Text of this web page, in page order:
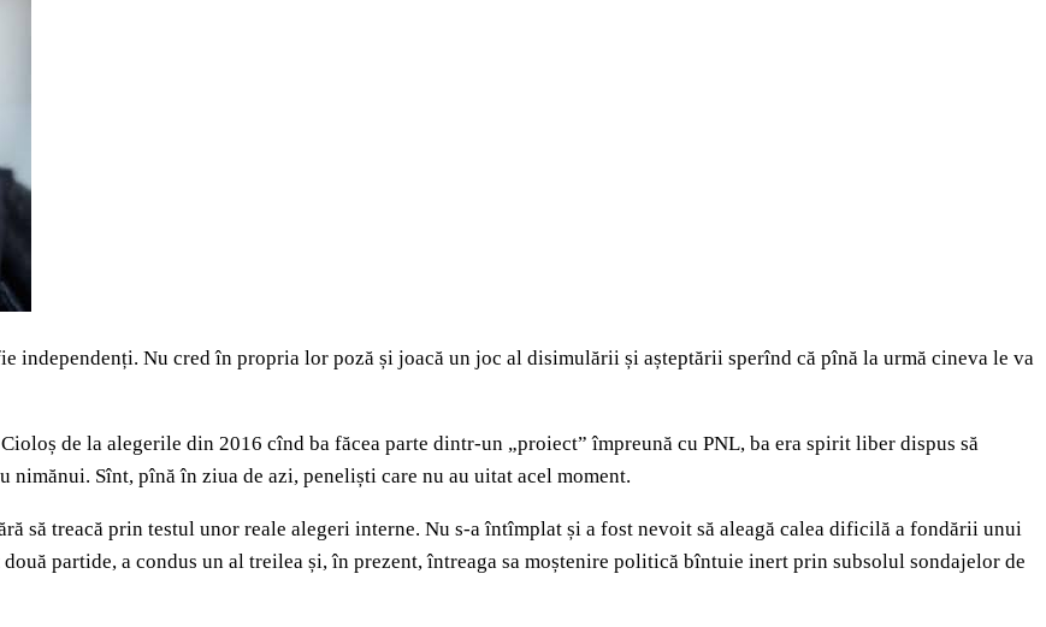
independenți. Nu cred în propria lor poză și joacă un joc al disimulării și așteptării sperînd că pînă la urmă cineva le va
de la alegerile din 2016 cînd ba făcea parte dintr-un „proiect” împreună cu PNL, ba era spirit liber dispus să
Sînt, pînă în ziua de azi, peneliști care nu au uitat acel moment.
să treacă prin testul unor reale alegeri interne. Nu s-a întîmplat și a fost nevoit să aleagă calea dificilă a fondării unui
partide, a condus un al treilea și, în prezent, întreaga sa moștenire politică bîntuie inert prin subsolul sondajelor de